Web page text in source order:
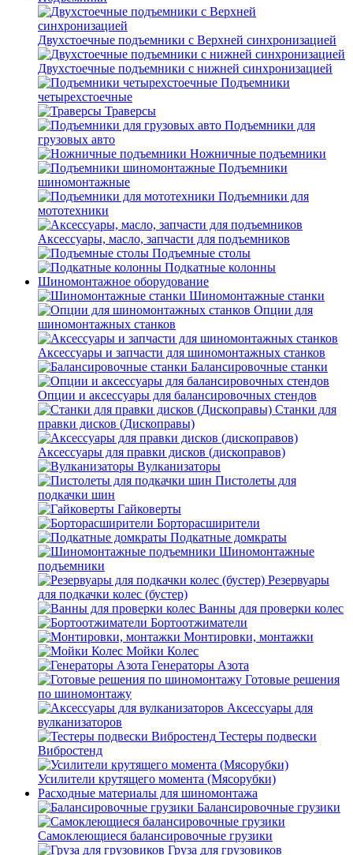
Двухстоечные подъемники с Верхней синхронизацией
Двухстоечные подъемники с нижней синхронизацией
Подъемники
четырехстоечные
Траверсы
Подъемники для
грузовых авто
Ножничные подъемники
Подъемники
шиномонтажные
Подъемники для
мототехники
Аксессуары, масло, запчасти для подъемников
Подъемные столы
Подкатные колонны
Шиномонтажное оборудование
Шиномонтажные станки
Опции для
шиномонтажных станков
Аксессуары и запчасти для шиномонтажных станков
Балансировочные станки
Опции и аксессуары для балансировочных стендов
Станки для
правки дисков (Дископравы)
Аксессуары для правки дисков (дископравов)
Вулканизаторы
Пистолеты для
подкачки шин
Гайковерты
Борторасширители
Подкатные домкраты
Шиномонтажные
подъемники
Резервуары
для подкачки колес (бустер)
Ванны для проверки колес
Бортоотжиматели
Монтировки, монтажки
Мойки Колес
Генераторы Азота
Готовые решения
по шиномонтажу
Аксессуары для
вулканизаторов
Тестеры подвески
Вибростенд
Усилители крутящего момента (Мясорубки)
Расходные материалы для шиномонтажа
Балансировочные грузики
Самоклеющиеся балансировочные грузики
Груза для грузовиков